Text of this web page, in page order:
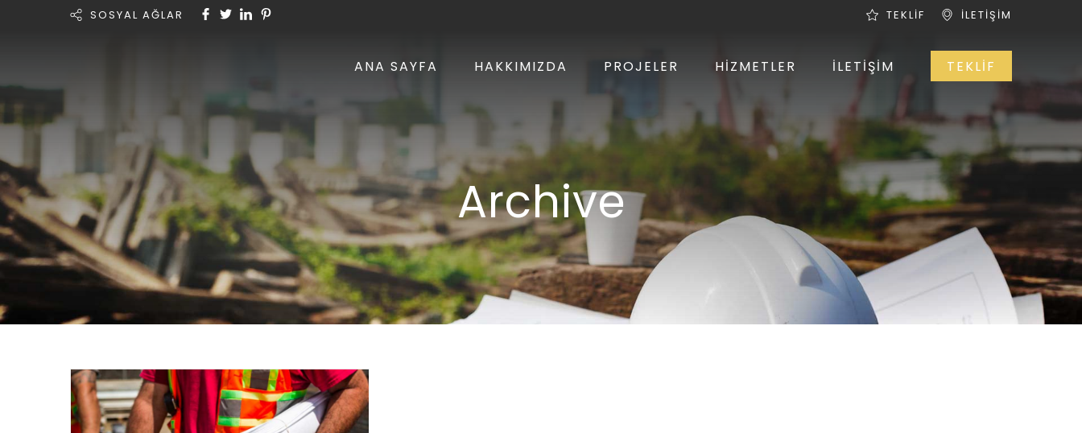
SOSYAL AĞLAR İLETİŞİM
TEKLİF
ANA SAYFA HAKKIMIZDA PROJELER HİZMETLER İLETİŞİM TEKLİF
Archive